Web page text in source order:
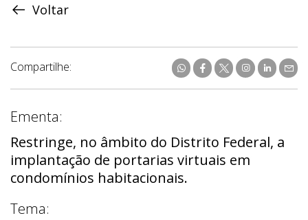
Voltar
Compartilhe:
Ementa:
Restringe, no âmbito do Distrito Federal, a
implantação de portarias virtuais em
condomínios habitacionais.
Tema: